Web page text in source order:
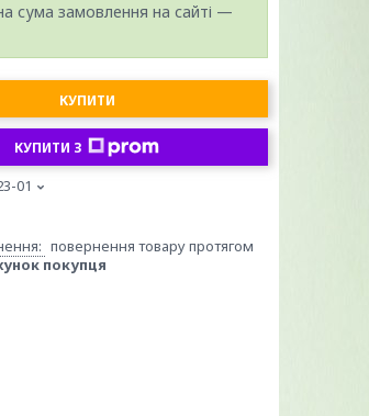
сума замовлення на сайті —
КУПИТИ
КУПИТИ З
01
повернення товару протягом
покупця